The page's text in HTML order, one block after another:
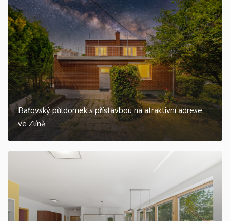
Baťovský půldomek s přístavbou na atraktivní adrese
ve Zlíně